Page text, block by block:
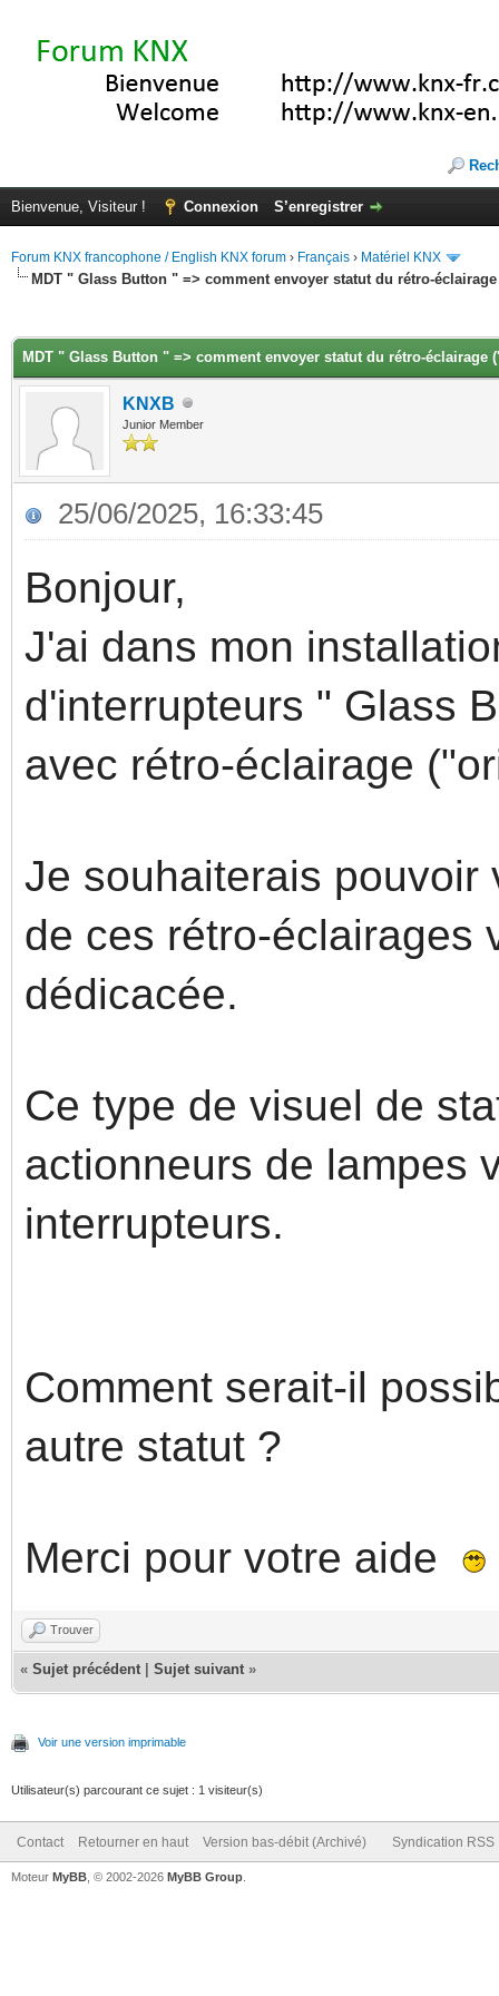
Bienvenue, Visiteur ! Connexion S’enregistrer
Forum KNX francophone / English KNX forum › Français › Matériel KNX
MDT " Glass Button " => comment envoyer statut du rétro-
MDT " Glass Button " => comment envoyer statut du rétro-éclairage
KNXB
Junior Member
25/06/2025, 16:33:45
Bonjour,
J'ai dans mon
d'interrupteurs " Glass
avec rétro-éclairage
Je souhaiterais pouvoir
de ces rétro-éclairages
dédicacée.
Ce type de visuel de
actionneurs de lampes
interrupteurs.
Comment serait-il
autre statut ?
Merci pour votre aide
Trouver
« Sujet précédent Sujet suivant »
Voir une version imprimable
Utilisateur(s) parcourant ce sujet : 1 visiteur(s)
Contact Retourner en haut Version bas-débit (Archivé) Syndication RSS
Moteur MyBB , © 2002-2026 MyBB Group